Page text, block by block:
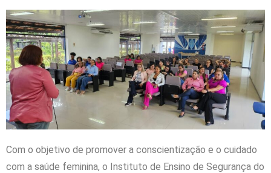
Com o objetivo de promover a conscientização e o cuidado
com a saúde feminina, o Instituto de Ensino de Segurança do